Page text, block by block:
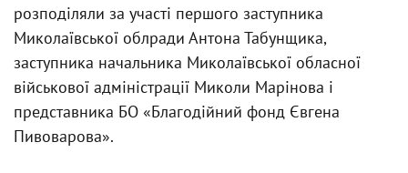
розподіляли за участі першого заступника
Миколаївської облради Антона Табунщика,
заступника начальника Миколаївської обласної
військової адміністрації Миколи Марінова і
представника БО «Благодійний фонд Євгена
Пивоварова».